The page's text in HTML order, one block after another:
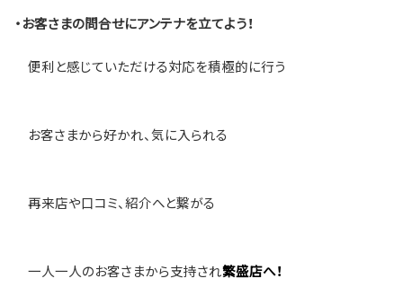
・お客さまの問合せにアンテナを立てよう！
便利と感じていただける対応を積極的に行う
お客さまから好かれ、気に入られる
再来店や口コミ、紹介へと繋がる
一人一人のお客さまから支持され繁盛店へ！